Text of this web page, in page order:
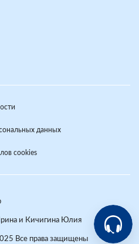
и Кичигина Юлия
Все права защищены
данных
cookies
Help-VSP